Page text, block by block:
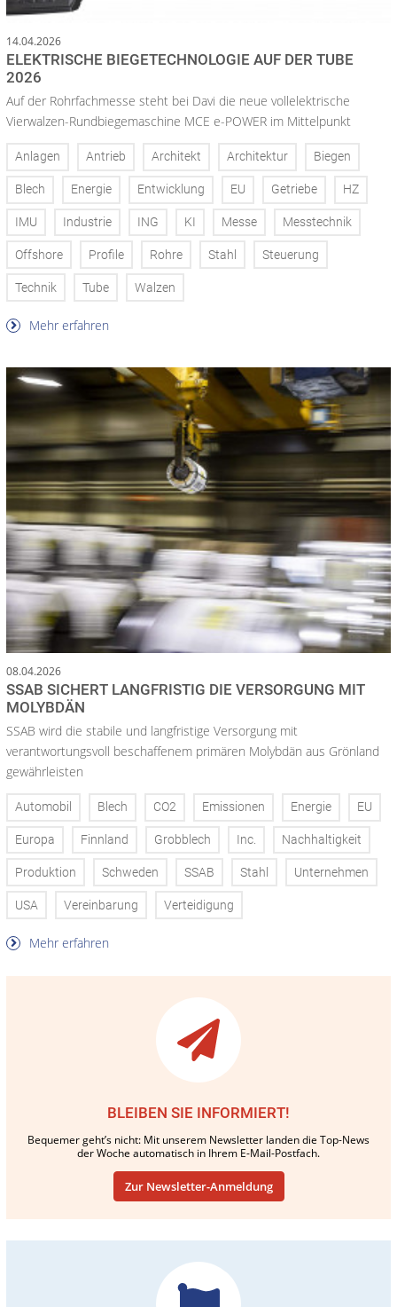
14.04.2026
ELEKTRISCHE BIEGETECHNOLOGIE AUF DER TUBE
2026
Auf der Rohrfachmesse steht bei Davi die neue vollelektrische
Vierwalzen-Rundbiegemaschine MCE e-POWER im Mittelpunkt
Anlagen Antrieb Architekt Architektur Biegen
Blech Energie Entwicklung EU Getriebe HZ
IMU Industrie ING KI Messe Messtechnik
Offshore Profile Rohre Stahl Steuerung
Technik Tube Walzen
Mehr erfahren
08.04.2026
SSAB SICHERT LANGFRISTIG DIE VERSORGUNG MIT
MOLYBDÄN
SSAB wird die stabile und langfristige Versorgung mit
verantwortungsvoll beschaffenem primären Molybdän aus Grönland
gewährleisten
Automobil Blech CO2 Emissionen Energie EU
Europa Finnland Grobblech Inc. Nachhaltigkeit
Produktion Schweden SSAB Stahl Unternehmen
USA Vereinbarung Verteidigung
Mehr erfahren
BLEIBEN SIE INFORMIERT!
Bequemer geht’s nicht: Mit unserem Newsletter landen die Top-News
der Woche automatisch in Ihrem E-Mail-Postfach.
Zur Newsletter-Anmeldung